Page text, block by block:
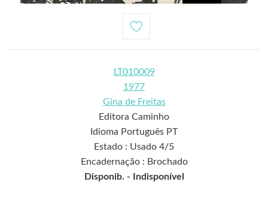
LT010009
1977
Gina de Freitas
Editora Caminho
Idioma Português PT
Estado : Usado 4/5
Encadernação : Brochado
Disponib. -
Indisponível